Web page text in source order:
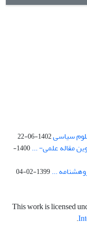
سیاسی1402-06-22
مقاله علمی- ...
1400-
...
1399-02-04
This work is licensed
.